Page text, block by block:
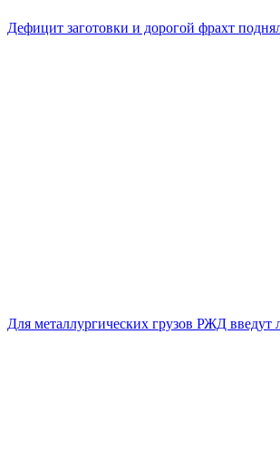
Дефицит заготовки и дорогой фрахт
Для металлургических грузов РЖД введут